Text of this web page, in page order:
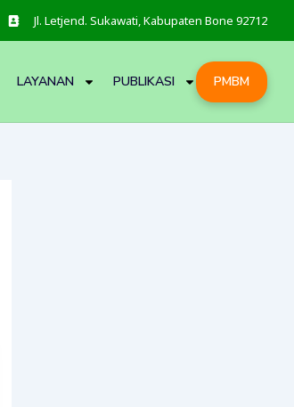
Jl. Letjend. Sukawati, Kabupaten Bone 92712
LAYANAN PUBLIKASI PMBM